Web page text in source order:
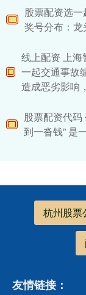
股票配资选
奖号分布：
线上配资 上
一起交通事故
造成恶劣影响
股票配资代码
到一沓钱” 是
杭州股票
友情链接：